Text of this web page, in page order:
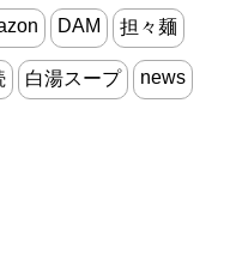
DAM 担々麺
白湯スープ news